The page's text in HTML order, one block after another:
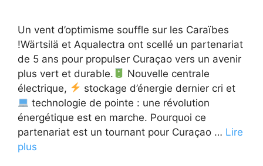
Un vent d’optimisme souffle sur les Caraïbes
!Wärtsilä et Aqualectra ont scellé un partenariat
de 5 ans pour propulser Curaçao vers un avenir
plus vert et durable.
Nouvelle centrale
électrique,
stockage d’énergie dernier cri et
technologie de pointe : une révolution
énergétique est en marche. Pourquoi ce
partenariat est un tournant pour Curaçao … Lire
plus